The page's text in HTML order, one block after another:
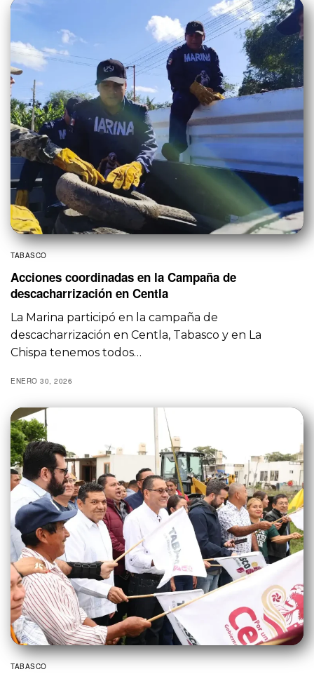
TABASCO
Acciones coordinadas en la Campaña de
descacharrización en Centla
La Marina participó en la campaña de
descacharrización en Centla, Tabasco y en La
Chispa tenemos todos…
ENERO 30, 2026
TABASCO